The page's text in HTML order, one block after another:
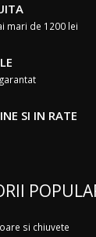
mari de 1200 lei
SI IN RATE
si chiuvete